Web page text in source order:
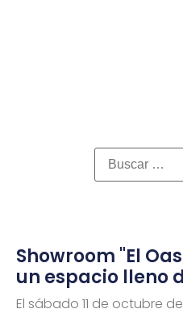
Showroom "El
un espacio lleno
El sábado 11 de octubre de